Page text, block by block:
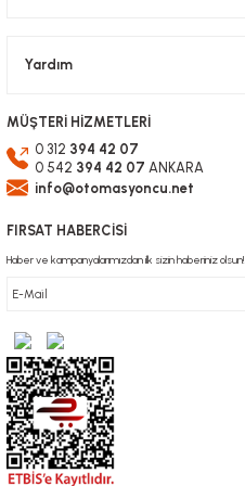
Yardım
MÜŞTERİ HİZMETLERİ
0 312 394 42 07
0 542 394 42 07 ANKARA
info@otomasyoncu.net
FIRSAT HABERCİSİ
Haber ve kampanyalarımızdan ilk sizin haberiniz olsun!